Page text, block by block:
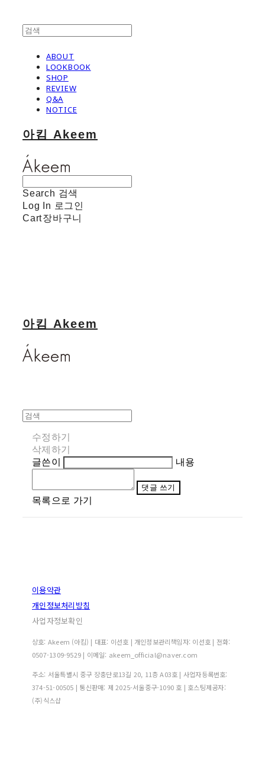
ABOUT
LOOKBOOK
SHOP
REVIEW
Q&A
NOTICE
아킴 Akeem
Search 검색
Log In 로그인
Cart장바구니
아킴 Akeem
수정하기
삭제하기
글쓴이
내용
댓글 쓰기
목록으로 가기
이용약관
개인정보처리방침
사업자정보확인
상호: Akeem (아킴) | 대표: 이선호 | 개인정보관리책임자: 이선호 | 전화:
0507-1309-9529 | 이메일: akeem_official@naver.com
주소: 서울특별시 중구 장충단로13길 20, 11층 A03호 | 사업자등록번호:
374-51-00505 | 통신판매: 제 2025-서울중구-1090 호 | 호스팅제공자:
(주)식스샵